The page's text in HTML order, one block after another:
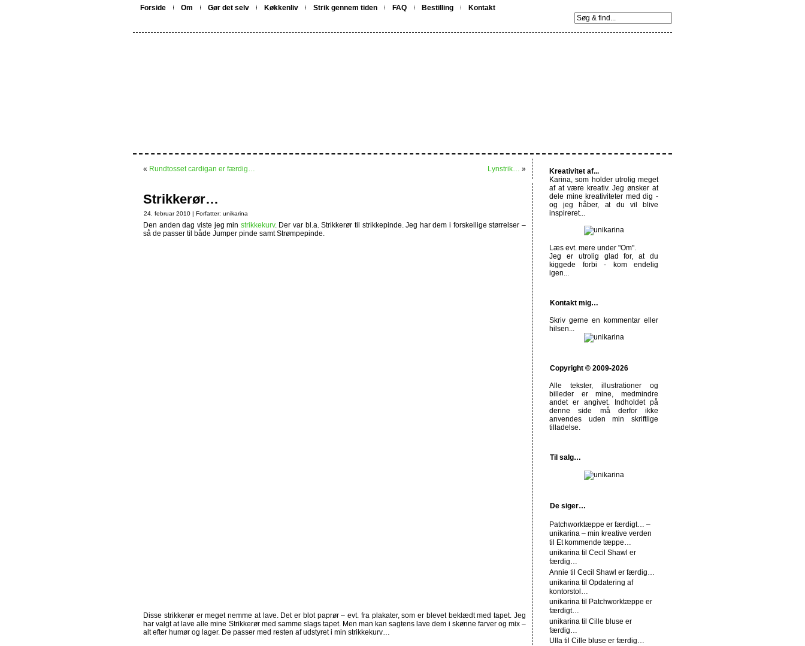
Forside Om Gør det selv Køkkenliv Strik gennem tiden FAQ Bestilling Kontakt
« Rundtosset cardigan er færdig… Lynstrik… »
Strikkerør…
24. februar 2010 | Forfatter: unikarina
Den anden dag viste jeg min strikkekurv. Der var bl.a. Strikkerør til strikkepinde. Jeg har dem i forskellige størrelser –
så de passer til både Jumper pinde samt Strømpepinde.
Disse strikkerør er meget nemme at lave. Det er blot paprør – evt. fra plakater, som er blevet beklædt med tapet. Jeg
har valgt at lave alle mine Strikkerør med samme slags tapet. Men man kan sagtens lave dem i skønne farver og mix –
alt efter humør og lager. De passer med resten af udstyret i min strikkekurv…
Kreativitet af...
Karina, som holder utrolig meget
af at være kreativ. Jeg ønsker at
dele mine kreativiteter med dig -
og jeg håber, at du vil blive
inspireret...
Læs evt. mere under "Om".
Jeg er utrolig glad for, at du
kiggede forbi - kom endelig
igen...
Kontakt mig…
Skriv gerne en kommentar eller
hilsen
Copyright © 2009-2026
Alle tekster, illustrationer og
billeder er mine, medmindre
andet er angivet. Indholdet på
denne side må derfor ikke
anvendes uden min skriftlige
tilladelse.
Til salg…
De siger…
Patchworktæppe er færdigt… –
unikarina – min kreative verden
til Et kommende tæppe…
unikarina til Cecil Shawl er
færdig…
Annie til Cecil Shawl er færdig…
unikarina til Opdatering af
kontorstol…
unikarina til
Patchworktæppe er
færdigt…
unikarina til Cille bluse er
færdig…
Ulla til Cille bluse er færdig…